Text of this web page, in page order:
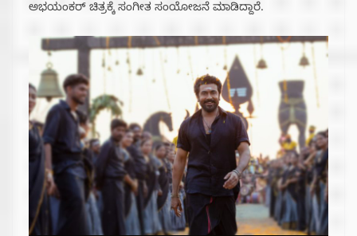
ಅಭಯಂಕರ್ ಚಿತ್ರಕ್ಕೆ ಸಂಗೀತ ಸಂಯೋಜನೆ ಮಾಡಿದ್ದಾರೆ.